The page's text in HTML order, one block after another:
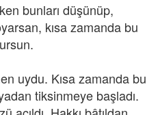
bunları düşünüp,
kısa zamanda bu
uydu. Kısa zamanda bu
tiksinmeye başladı.